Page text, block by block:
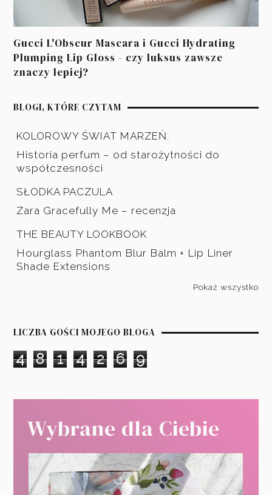
Gucci L'Obscur Mascara i Gucci Hydrating
Plumping Lip Gloss - czy luksus zawsze
znaczy lepiej?
BLOGI, KTÓRE CZYTAM
KOLOROWY ŚWIAT MARZEŃ.
Historia perfum – od starożytności do
współczesności
SŁODKA PACZULA
Zara Gracefully Me – recenzja
THE BEAUTY LOOKBOOK
Hourglass Phantom Blur Balm + Lip Liner
Shade Extensions
Pokaż wszystko
LICZBA GOŚCI MOJEGO BLOGA
4 8 1 4 2 6 9
Wybrane dla Ciebie